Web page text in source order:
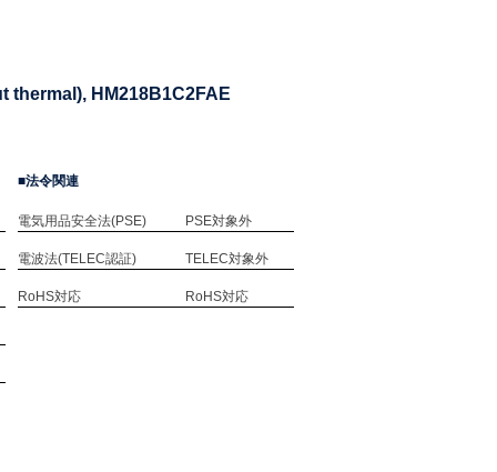
thermal), HM218B1C2FAE
法令関連
電気用品安全法(PSE) PSE対象外
電波法(TELEC認証) TELEC対象外
RoHS対応 RoHS対応